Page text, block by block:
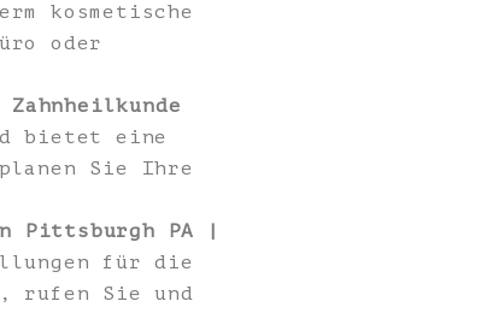
kosmetische
oder
Zahnheilkunde
bietet eine
Sie Ihre
Pittsburgh PA |
für die
rufen Sie und